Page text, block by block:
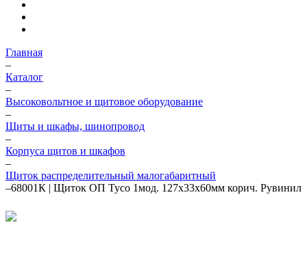
Главная
–
Каталог
–
Высоковольтное и щитовое оборудование
–
Щиты и шкафы, шинопровод
–
Корпуса щитов и шкафов
–
Щиток распределительный малогабаритный
–68001К | Щиток ОП Тусо 1мод. 127х33х60мм корич. Рувинил